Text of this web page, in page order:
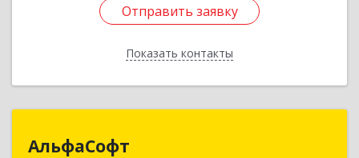
Отправить заявку
Показать контакты
Отправить заявку
Назад
АльфаСофт